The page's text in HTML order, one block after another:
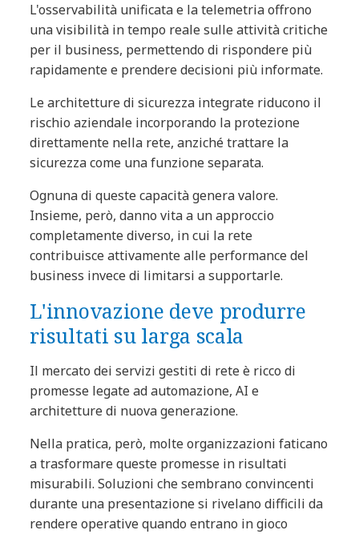
L'osservabilità unificata e la telemetria offrono
una visibilità in tempo reale sulle attività critiche
per il business, permettendo di rispondere più
rapidamente e prendere decisioni più informate.
Le architetture di sicurezza integrate riducono il
rischio aziendale incorporando la protezione
direttamente nella rete, anziché trattare la
sicurezza come una funzione separata.
Ognuna di queste capacità genera valore.
Insieme, però, danno vita a un approccio
completamente diverso, in cui la rete
contribuisce attivamente alle performance del
business invece di limitarsi a supportarle.
L'innovazione deve produrre
risultati su larga scala
Il mercato dei servizi gestiti di rete è ricco di
promesse legate ad automazione, AI e
architetture di nuova generazione.
Nella pratica, però, molte organizzazioni faticano
a trasformare queste promesse in risultati
misurabili. Soluzioni che sembrano convincenti
durante una presentazione si rivelano difficili da
rendere operative quando entrano in gioco